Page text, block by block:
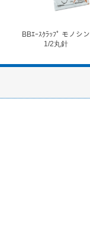
BBｴｰｽｸﾗｯﾌﾟ モノシン
1/2丸針